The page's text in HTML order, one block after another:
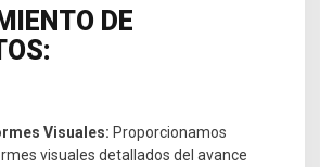
DE
Visuales: Proporcionamos
visuales detallados del avance